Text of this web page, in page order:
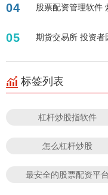
04 股票配资管理软件
05 期货交易所 投资
标签列表
杠杆炒股指软件
怎么杠杆炒股
最安全的股票配资平台